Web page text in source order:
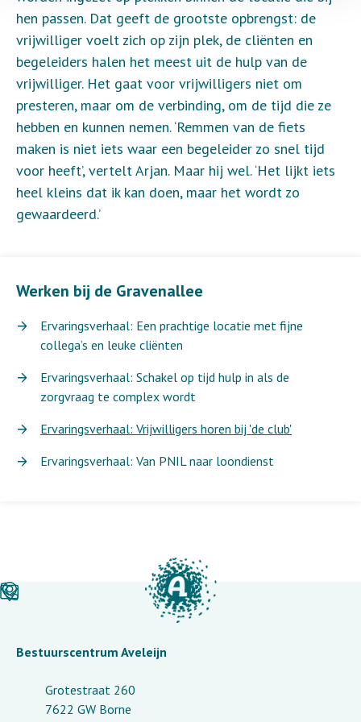
Werken bij de Gravenallee
Ervaringsverhaal: Een prachtige locatie met fijne
collega’s en leuke cliënten
Ervaringsverhaal: Schakel op tijd hulp in als de
zorgvraag te complex wordt
Ervaringsverhaal: Vrijwilligers horen bij 'de club'
Ervaringsverhaal: Van PNIL naar loondienst
hen passen. Dat geeft de grootste opbrengst: de
vrijwilliger voelt zich op zijn plek, de cliënten en
begeleiders halen het meest uit de hulp van de
vrijwilliger. Het gaat voor vrijwilligers niet om
presteren, maar om de verbinding, om de tijd die ze
hebben en kunnen nemen. ‘Remmen van de fiets
maken is niet iets waar een begeleider zo snel tijd
voor heeft’, vertelt Arjan. Maar hij wel. ‘Het lijkt iets
heel kleins dat ik kan doen, maar het wordt zo
gewaardeerd.’
Bestuurscentrum Aveleijn
Grotestraat 260
7622 GW Borne